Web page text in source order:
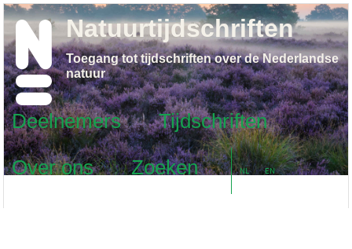
Deelnemers
Tijdschriften
Over ons
Zoeken NL EN
Natuurtijdschriften
Toegang tot tijdschriften over de Nederlandse
natuur